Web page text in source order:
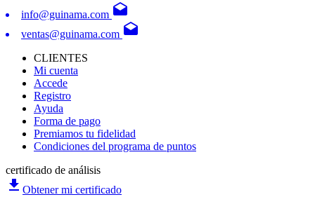
info@guinama.com drafts
ventas@guinama.com drafts
CLIENTES
Mi cuenta
Accede
Registro
Ayuda
Forma de pago
Premiamos tu fidelidad
Condiciones del programa de puntos
certificado de análisis
file_download Obtener mi certificado